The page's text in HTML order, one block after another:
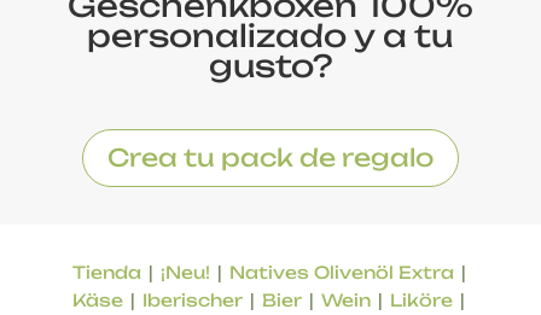
personalizado y a tu
gusto?
Crea tu pack de regalo
Tienda| ¡Neu! | Natives Olivenöl Extra|
Käse | Iberischer | Bier |Wein | Liköre |